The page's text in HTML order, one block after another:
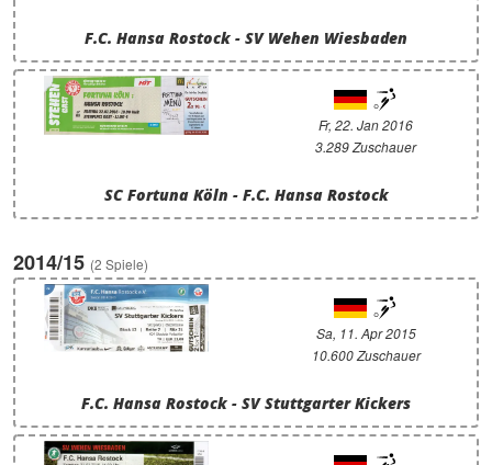
F.C. Hansa Rostock - SV Wehen Wiesbaden
Fr, 22. Jan 2016
3.289 Zuschauer
SC Fortuna Köln - F.C. Hansa Rostock
2014/15 (2 Spiele)
Sa, 11. Apr 2015
10.600 Zuschauer
F.C. Hansa Rostock - SV Stuttgarter Kickers